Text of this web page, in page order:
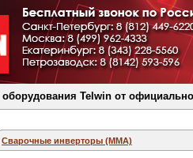
оборудования Telwin от
Сварочные инверторы (MMA)